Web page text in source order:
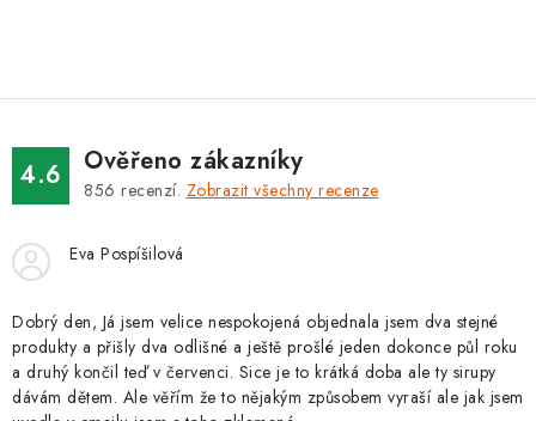
ZNAČKY
Kontakty Slovník pojmů
Podmínky ochrany osobních údajů
Doprava a platba
Slevový systém
Vše o nákupu
4.6 Ověřeno zákazníky
856 recenzí. Zobrazit všechny recenze
Eva Pospíšilová
Dobrý den, Já jsem velice nespokojená objednala jsem dva stejné
produkty a přišly dva odlišné a ještě prošlé jeden dokonce půl roku
a druhý končil teď v červenci. Sice je to krátká doba ale ty sirupy
dávám dětem. Ale věřím že to nějakým způsobem vyraší ale jak jsem